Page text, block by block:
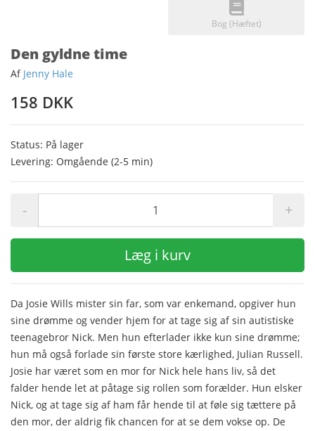
Bog (Hæftet)
Den gyldne time
Af Jenny Hale
158 DKK
Status: På lager
Levering: Omgående (2-5 min)
- +
Læg i kurv
Da Josie Wills mister sin far, som var enkemand, opgiver hun
sine drømme og vender hjem for at tage sig af sin autistiske
teenagebror Nick. Men hun efterlader ikke kun sine drømme;
hun må også forlade sin første store kærlighed, Julian Russell.
Josie har været som en mor for Nick hele hans liv, så det
falder hende let at påtage sig rollen som forælder. Hun elsker
Nick, og at tage sig af ham får hende til at føle sig tættere på
den mor, der aldrig fik chancen for at se dem vokse op. De